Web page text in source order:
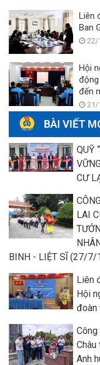
hiện
Liên
Ban
22/
Hội
đến
21/
BÀI VIẾT
QUỸ
CƯ
LAI
BINH - LIỆT SĨ (27/
Liên
Hội
đoàn
Công
Anh